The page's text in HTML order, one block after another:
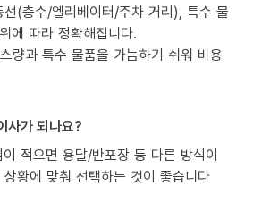
(층수/엘리베이터/주차 거리), 특수 물
에 따라 정확해집니다.
량과 특수 물품을 가늠하기 쉬워 비용
사가 되나요?
적으면 용달/반포장 등 다른 방식이
황에 맞춰 선택하는 것이 좋습니다